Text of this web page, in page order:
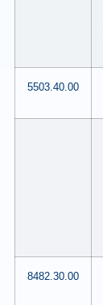
5503.40.00
8482.30.00